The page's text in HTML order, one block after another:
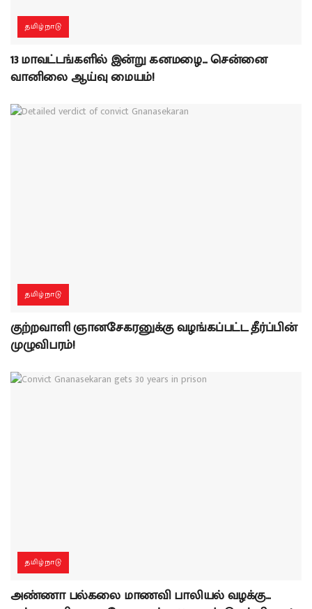
தமிழ்நாடு
13 மாவட்டங்களில் இன்று கனமழை… சென்னை
வானிலை ஆய்வு மையம்!
தமிழ்நாடு
குற்றவாளி ஞானசேகரனுக்கு வழங்கப்பட்ட தீர்ப்பின்
முழுவிபரம்!
தமிழ்நாடு
அண்ணா பல்கலை மாணவி பாலியல் வழக்கு…